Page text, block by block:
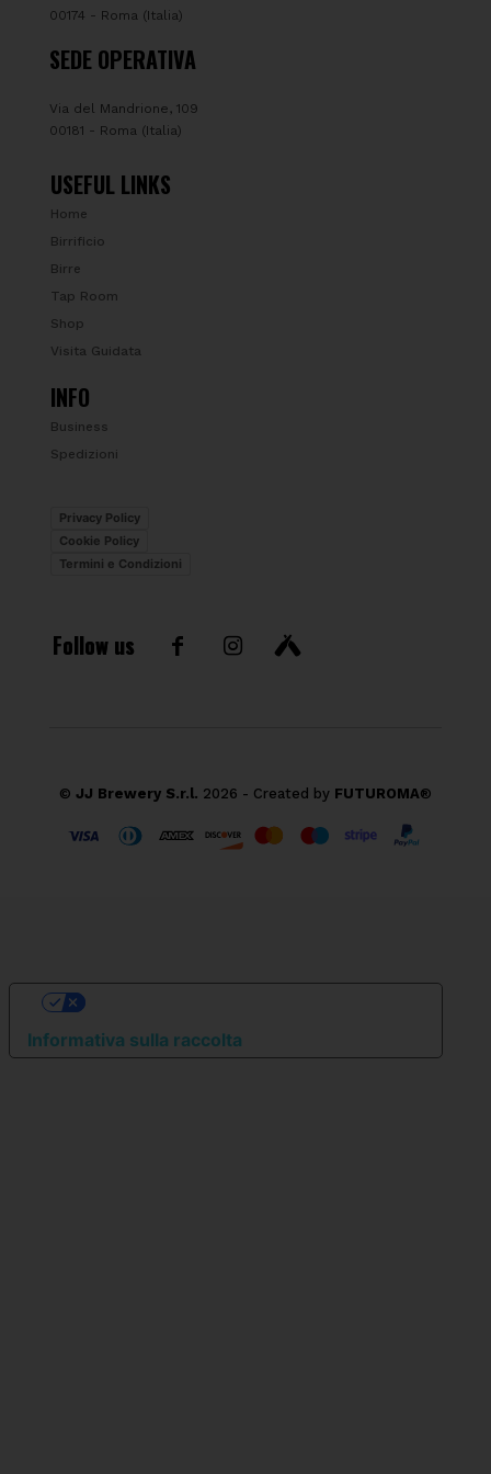
00174 - Roma (Italia)
SEDE OPERATIVA
Via del Mandrione, 109
00181 - Roma (Italia)
USEFUL LINKS
Home
Birrificio
Birre
Tap Room
Shop
Visita Guidata
INFO
Business
Spedizioni
Privacy Policy
Cookie Policy
Termini e Condizioni
Follow us
© JJ Brewery S.r.l. 2026 - Created by FUTUROMA®
Informativa sulla raccolta
Le tue preferenze relative alla privacy